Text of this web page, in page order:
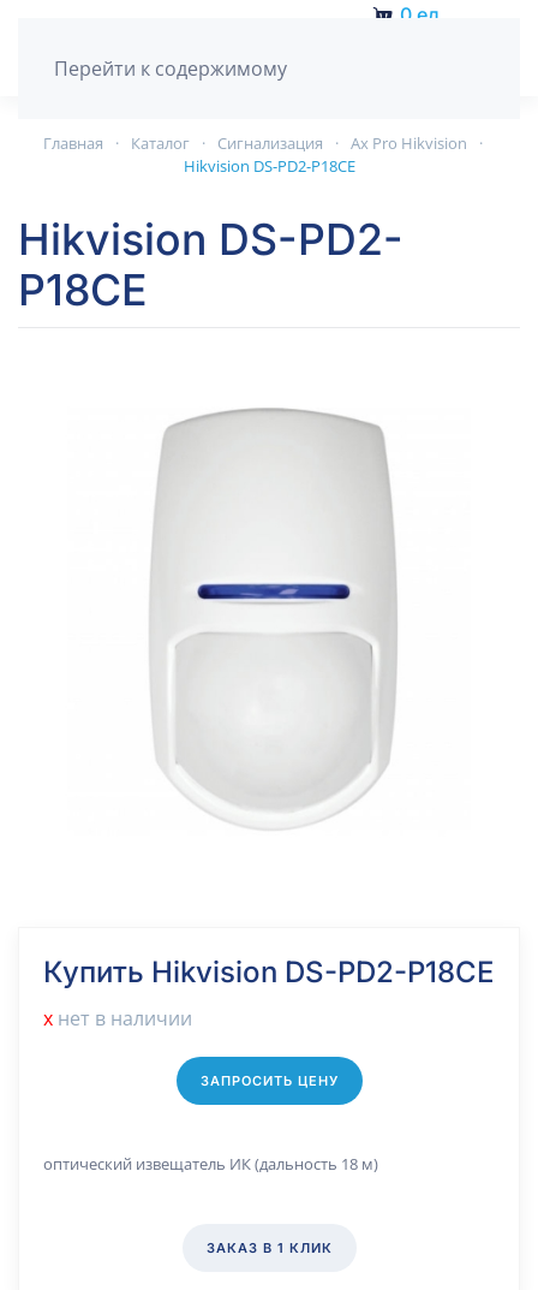
Перейти к содержимому
0 ед.
Главная Каталог Сигнализация
Ax Pro Hikvision
Hikvision DS-PD2-P18CE
Hikvision DS-PD2-
P18CE
Купить Hikvision DS-PD2-P18CE
х нет в наличии
ЗАПРОСИТЬ ЦЕНУ
оптический извещатель ИК (дальность 18 м)
ЗАКАЗ В 1 КЛИК